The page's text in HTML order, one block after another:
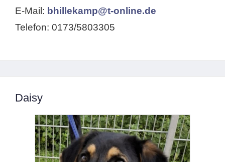
E-Mail: bhillekamp@t-online.de
Telefon: 0173/5803305
Daisy